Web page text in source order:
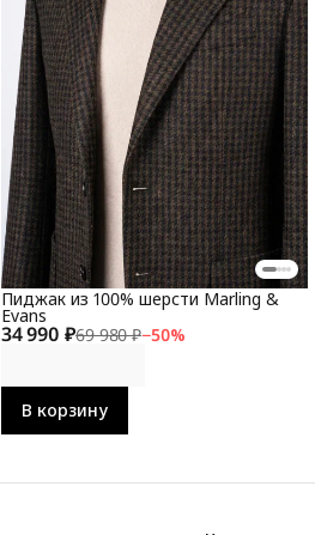
34 990 ₽69 980 ₽−50%
Пиджак из 100% шерсти Marling &
Evans
В корзину